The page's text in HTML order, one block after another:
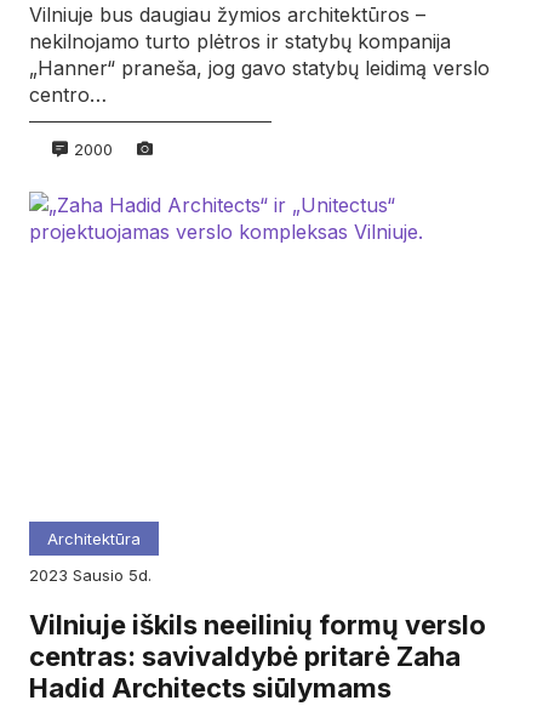
Vilniuje bus daugiau žymios architektūros –
nekilnojamo turto plėtros ir statybų kompanija
„Hanner“ praneša, jog gavo statybų leidimą verslo
centro…
2000
Architektūra
2023
sausio 5d.
Vilniuje iškils neeilinių formų verslo
centras: savivaldybė pritarė Zaha
Hadid Architects siūlymams